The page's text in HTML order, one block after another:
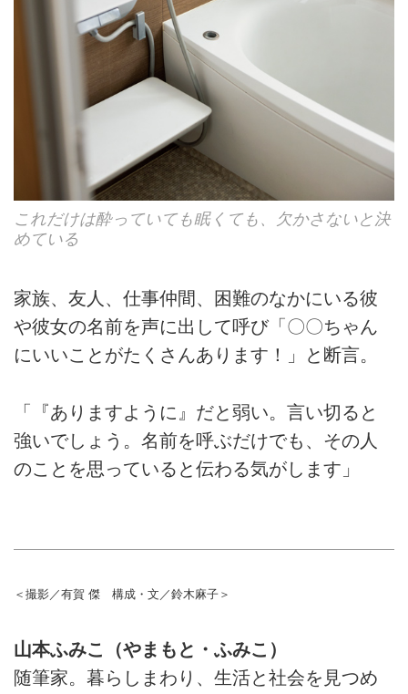
これだけは酔っていても眠くても、欠かさないと決
めている
家族、友人、仕事仲間、困難のなかにいる彼
や彼女の名前を声に出して呼び「〇〇ちゃん
にいいことがたくさんあります！」と断言。
「『ありますように』だと弱い。言い切ると
強いでしょう。名前を呼ぶだけでも、その人
のことを思っていると伝わる気がします」
＜撮影／有賀 傑 構成・文／鈴木麻子＞
山本ふみこ（やまもと・ふみこ）
随筆家。暮らしまわり、生活と社会を見つめ